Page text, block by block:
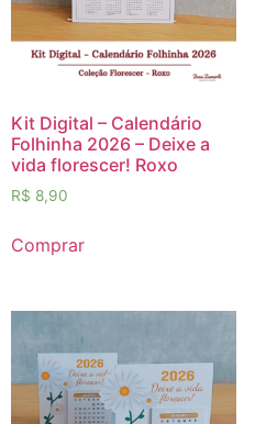
Kit Digital – Calendário
Folhinha 2026 – Deixe a
vida florescer! Roxo
R$ 8,90
Comprar